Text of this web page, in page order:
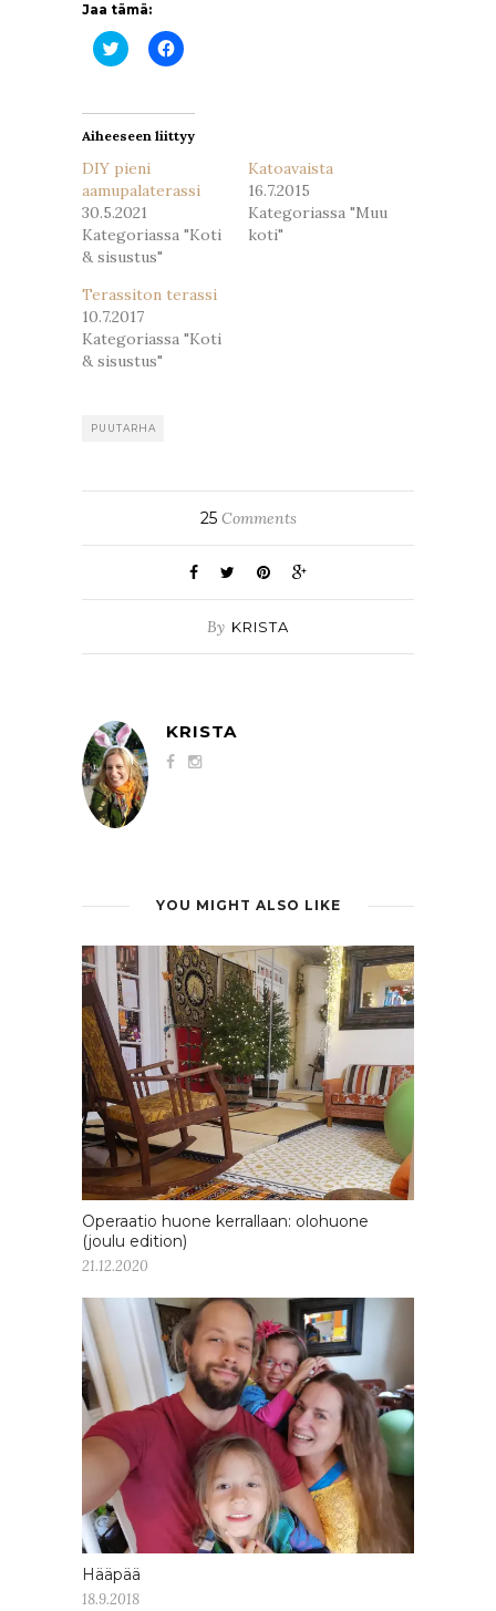
Jaa tämä:
Jaa
Twitterissä(Avautuu
Jaa
Facebookissa(Avautuu
Aiheeseen liittyy
DIY pieni
aamupalaterassi
30.5.2021
Kategoriassa "Koti
& sisustus"
Katoavaista
16.7.2015
Kategoriassa "Muu
koti"
Terassiton terassi
10.7.2017
Kategoriassa "Koti
& sisustus"
PUUTARHA
25Comments
By KRISTA
KRISTA
YOU MIGHT ALSO LIKE
Operaatio huone kerrallaan: olohuone
(joulu edition)
21.12.2020
Hääpää
18.9.2018